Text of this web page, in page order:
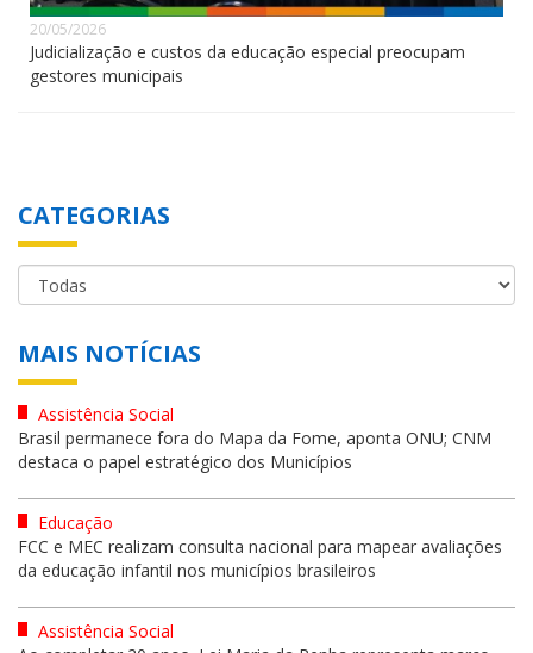
20/05/2026
Judicialização e custos da educação especial preocupam
gestores municipais
CATEGORIAS
MAIS NOTÍCIAS
Assistência Social
Brasil permanece fora do Mapa da Fome, aponta ONU; CNM
destaca o papel estratégico dos Municípios
Educação
FCC e MEC realizam consulta nacional para mapear avaliações
da educação infantil nos municípios brasileiros
Assistência Social